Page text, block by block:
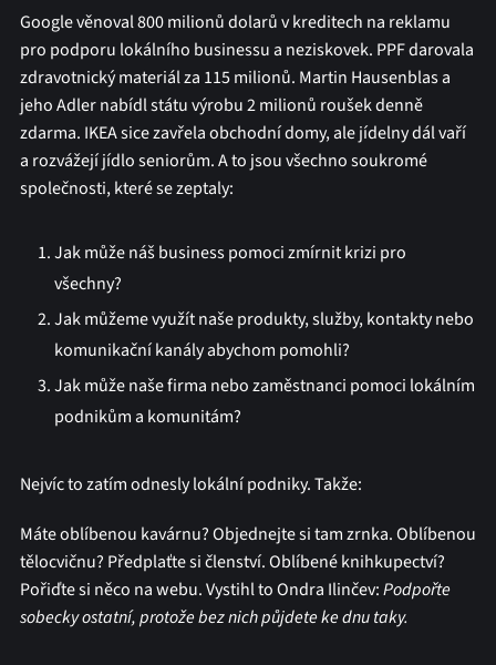
Google věnoval 800 milionů dolarů v kreditech na reklamu
pro podporu lokálního businessu a neziskovek. PPF darovala
zdravotnický materiál za 115 milionů. Martin Hausenblas a
jeho Adler nabídl státu výrobu 2 milionů roušek denně
zdarma. IKEA sice zavřela obchodní domy, ale jídelny dál vaří
a rozvážejí jídlo seniorům. A to jsou všechno soukromé
společnosti, které se zeptaly:
Jak může náš business pomoci zmírnit krizi pro
všechny?
Jak můžeme využít naše produkty, služby, kontakty nebo
komunikační kanály abychom pomohli?
Jak může naše firma nebo zaměstnanci pomoci lokálním
podnikům a komunitám?
Nejvíc to zatím odnesly lokální podniky. Takže:
Máte oblíbenou kavárnu? Objednejte si tam zrnka. Oblíbenou
tělocvičnu? Předplaťte si členství. Oblíbené knihkupectví?
Pořiďte si něco na webu. Vystihl to Ondra Ilinčev:Podpořte
sobecky ostatní, protože bez nich půjdete ke dnu taky.